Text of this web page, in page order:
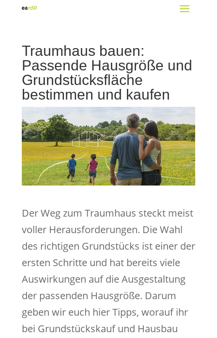
Traumhaus bauen:
Passende Hausgröße und
Grundstücksfläche
bestimmen und kaufen
Der Weg zum Traumhaus steckt meist
voller Herausforderungen. Die Wahl
des richtigen Grundstücks ist einer der
ersten Schritte und hat bereits viele
Auswirkungen auf die Ausgestaltung
der passenden Hausgröße. Darum
geben wir euch hier Tipps, worauf ihr
bei Grundstückskauf und Hausbau